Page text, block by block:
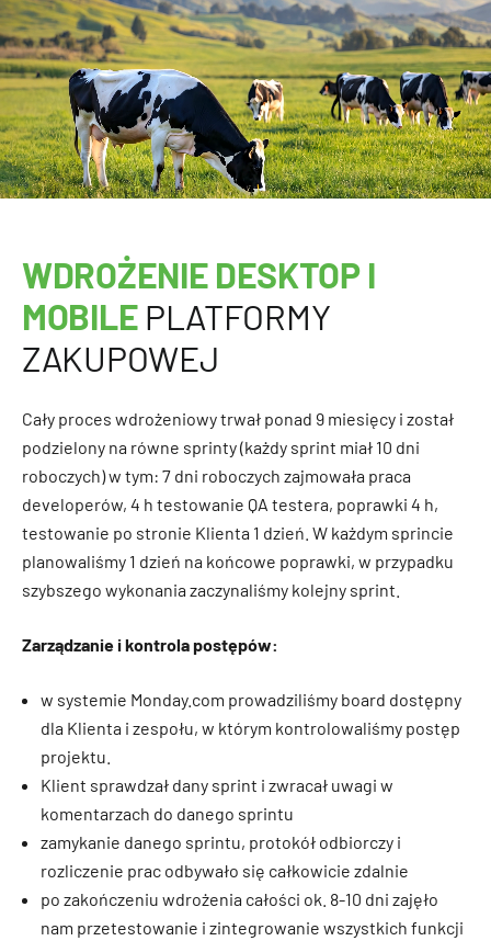
WDROŻENIE DESKTOP I
MOBILE PLATFORMY
ZAKUPOWEJ
Cały proces wdrożeniowy trwał ponad 9 miesięcy i został
podzielony na równe sprinty (każdy sprint miał 10 dni
roboczych) w tym: 7 dni roboczych zajmowała praca
developerów, 4 h testowanie QA testera, poprawki 4 h,
testowanie po stronie Klienta 1 dzień. W każdym sprincie
planowaliśmy 1 dzień na końcowe poprawki, w przypadku
szybszego wykonania zaczynaliśmy kolejny sprint.
Zarządzanie i kontrola postępów:
w systemie Monday.com prowadziliśmy board dostępny
dla Klienta i zespołu, w którym kontrolowaliśmy postęp
projektu.
Klient sprawdzał dany sprint i zwracał uwagi w
komentarzach do danego sprintu
zamykanie danego sprintu, protokół odbiorczy i
rozliczenie prac odbywało się całkowicie zdalnie
po zakończeniu wdrożenia całości ok. 8-10 dni zajęło
nam przetestowanie i zintegrowanie wszystkich funkcji